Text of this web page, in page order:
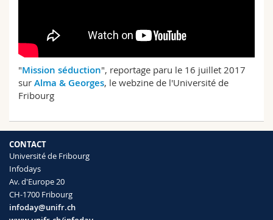
"Mission séduction", reportage paru le 16 juillet 2017
sur Alma & Georges, le webzine de l'Université de
Fribourg
CONTACT
Université de Fribourg
Infodays
Av. d'Europe 20
CH-1700 Fribourg
infoday@unifr.ch